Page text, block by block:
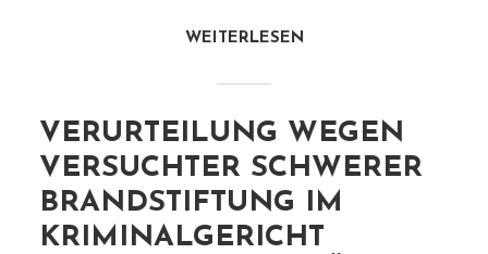
WEITERLESEN
VERURTEILUNG WEGEN
VERSUCHTER SCHWERER
BRANDSTIFTUNG IM
KRIMINALGERICHT